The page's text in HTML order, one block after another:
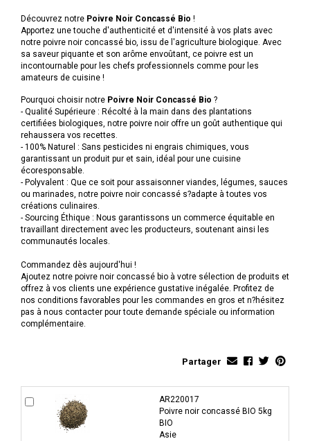
Découvrez notre Poivre Noir Concassé Bio !
Apportez une touche d'authenticité et d'intensité à vos plats avec
notre poivre noir concassé bio, issu de l'agriculture biologique. Avec
sa saveur piquante et son arôme envoûtant, ce poivre est un
incontournable pour les chefs professionnels comme pour les
amateurs de cuisine !
Pourquoi choisir notre Poivre Noir Concassé Bio ?
- Qualité Supérieure : Récolté à la main dans des plantations
certifiées biologiques, notre poivre noir offre un goût authentique qui
rehaussera vos recettes.
- 100% Naturel : Sans pesticides ni engrais chimiques, vous
garantissant un produit pur et sain, idéal pour une cuisine
écoresponsable.
- Polyvalent : Que ce soit pour assaisonner viandes, légumes, sauces
ou marinades, notre poivre noir concassé s?adapte à toutes vos
créations culinaires.
- Sourcing Éthique : Nous garantissons un commerce équitable en
travaillant directement avec les producteurs, soutenant ainsi les
communautés locales.
Commandez dès aujourd'hui !
Ajoutez notre poivre noir concassé bio à votre sélection de produits et
offrez à vos clients une expérience gustative inégalée. Profitez de
nos conditions favorables pour les commandes en gros et n?hésitez
pas à nous contacter pour toute demande spéciale ou information
complémentaire.
Partager
AR220017
Poivre noir concassé BIO 5kg
BIO
Asie